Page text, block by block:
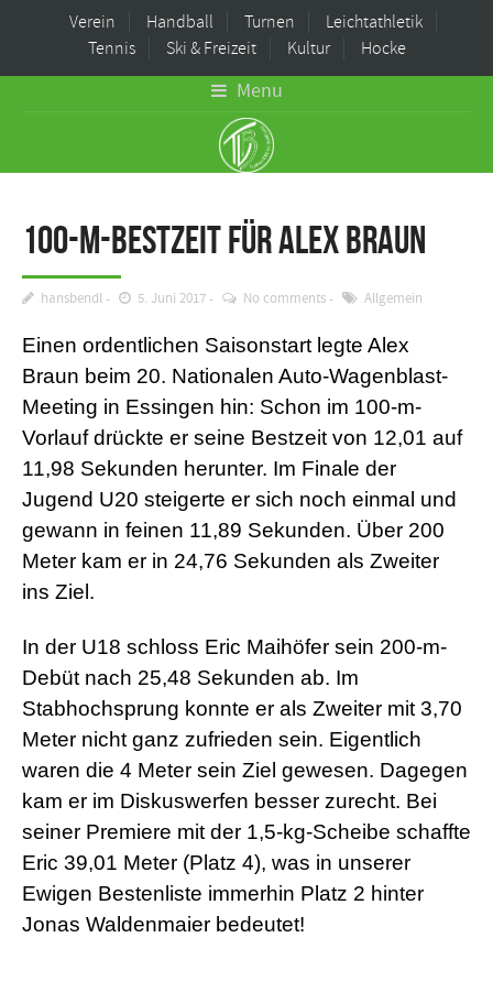
Verein Handball Turnen
Leichtathletik
Tennis
Ski & Freizeit Kultur Hocke
Menu
100-m-Bestzeit für Alex Braun
hansbendl 5. Juni 2017 No comments Allgemein
Einen ordentlichen Saisonstart legte Alex
Braun beim 20. Nationalen Auto-Wagenblast-
Meeting in Essingen hin: Schon im 100-m-
Vorlauf drückte er seine Bestzeit von 12,01 auf
11,98 Sekunden herunter. Im Finale der
Jugend U20 steigerte er sich noch einmal und
gewann in feinen 11,89 Sekunden. Über 200
Meter kam er in 24,76 Sekunden als Zweiter
ins Ziel.
In der U18 schloss Eric Maihöfer sein 200-m-
Debüt nach 25,48 Sekunden ab. Im
Stabhochsprung konnte er als Zweiter mit 3,70
Meter nicht ganz zufrieden sein. Eigentlich
waren die 4 Meter sein Ziel gewesen. Dagegen
kam er im Diskuswerfen besser zurecht. Bei
seiner Premiere mit der 1,5-kg-Scheibe schaffte
Eric 39,01 Meter (Platz 4), was in unserer
Ewigen Bestenliste immerhin Platz 2 hinter
Jonas Waldenmaier bedeutet!